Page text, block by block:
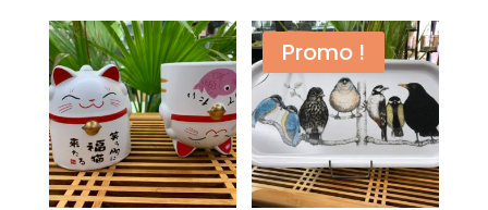
initial
était :
42,00 €.
actuel
est :
39,00 €.
Promo !